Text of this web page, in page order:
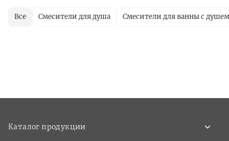
Все Смесители для душа Смесители для ванны с душем
Каталог продукции